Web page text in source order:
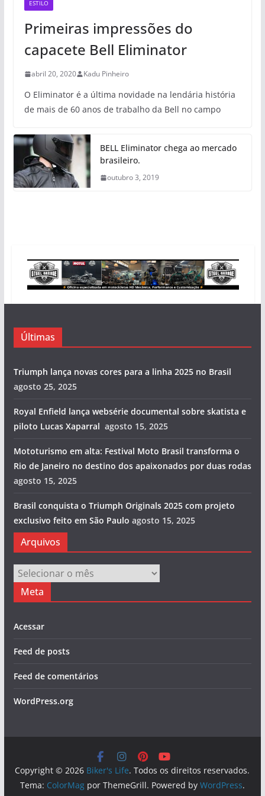
ESTILO
Primeiras impressões do
capacete Bell Eliminator
abril 20, 2020 Kadu Pinheiro
O Eliminator é a última novidade na lendária história
de mais de 60 anos de trabalho da Bell no campo
BELL Eliminator chega ao mercado
brasileiro.
outubro 3, 2019
Últimas
Triumph lança novas cores para a linha 2025 no Brasil
agosto 25, 2025
Royal Enfield lança websérie documental sobre skatista e
piloto Lucas Xaparral agosto 15, 2025
Mototurismo em alta: Festival Moto Brasil transforma o
Rio de Janeiro no destino dos apaixonados por duas rodas
agosto 15, 2025
Brasil conquista o Triumph Originals 2025 com projeto
exclusivo feito em São Paulo agosto 15, 2025
Arquivos
Arquivos
Meta
Acessar
Feed de posts
Feed de comentários
WordPress.org
Copyright © 2026 Biker's Life. Todos os direitos reservados.
Tema: ColorMagpor ThemeGrill. Powered by WordPress.